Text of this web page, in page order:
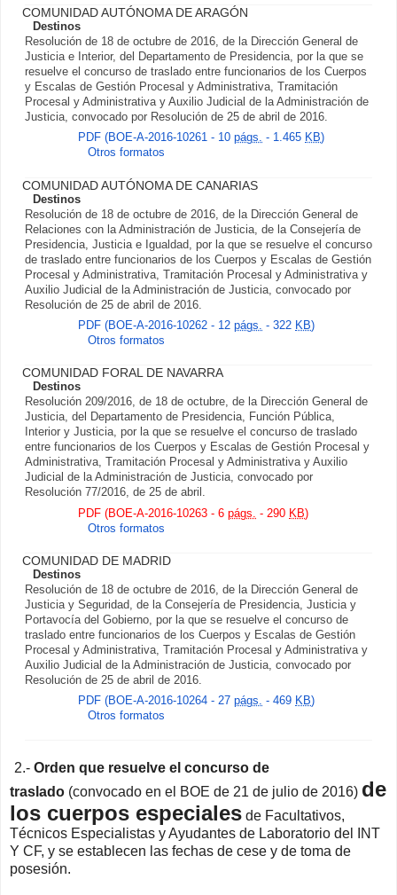
COMUNIDAD AUTÓNOMA DE ARAGÓN
Destinos
Resolución de 18 de octubre de 2016, de la Dirección General de
Justicia e Interior, del Departamento de Presidencia, por la que se
resuelve el concurso de traslado entre funcionarios de los Cuerpos
y Escalas de Gestión Procesal y Administrativa, Tramitación
Procesal y Administrativa y Auxilio Judicial de la Administración de
Justicia, convocado por Resolución de 25 de abril de 2016.
PDF (BOE-A-2016-10261 - 10 págs. - 1.465 KB)
Otros formatos
COMUNIDAD AUTÓNOMA DE CANARIAS
Destinos
Resolución de 18 de octubre de 2016, de la Dirección General de
Relaciones con la Administración de Justicia, de la Consejería de
Presidencia, Justicia e Igualdad, por la que se resuelve el concurso
de traslado entre funcionarios de los Cuerpos y Escalas de Gestión
Procesal y Administrativa, Tramitación Procesal y Administrativa y
Auxilio Judicial de la Administración de Justicia, convocado por
Resolución de 25 de abril de 2016.
PDF (BOE-A-2016-10262 - 12 págs. - 322 KB)
Otros formatos
COMUNIDAD FORAL DE NAVARRA
Destinos
Resolución 209/2016, de 18 de octubre, de la Dirección General de
Justicia, del Departamento de Presidencia, Función Pública,
Interior y Justicia, por la que se resuelve el concurso de traslado
entre funcionarios de los Cuerpos y Escalas de Gestión Procesal y
Administrativa, Tramitación Procesal y Administrativa y Auxilio
Judicial de la Administración de Justicia, convocado por
Resolución 77/2016, de 25 de abril.
PDF (BOE-A-2016-10263 - 6 págs. - 290 KB)
Otros formatos
COMUNIDAD DE MADRID
Destinos
Resolución de 18 de octubre de 2016, de la Dirección General de
Justicia y Seguridad, de la Consejería de Presidencia, Justicia y
Portavocía del Gobierno, por la que se resuelve el concurso de
traslado entre funcionarios de los Cuerpos y Escalas de Gestión
Procesal y Administrativa, Tramitación Procesal y Administrativa y
Auxilio Judicial de la Administración de Justicia, convocado por
Resolución de 25 de abril de 2016.
PDF (BOE-A-2016-10264 - 27 págs. - 469 KB)
Otros formatos
2.- Orden que resuelve el concurso de
traslado (convocado en el BOE de 21 de julio de 2016) de
los cuerpos especiales de Facultativos,
Técnicos Especialistas y Ayudantes de Laboratorio del INT
Y CF, y se establecen las fechas de cese y de toma de
posesión.